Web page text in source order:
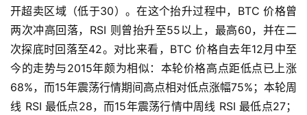
数（即 RSI），则出现了明显的抬升，从27抬升至42，离
开超卖区域（低于30）。在这个抬升过程中，BTC 价格曾
两次冲高回落，RSI 则曾抬升至55以上，最高60，并在二
次探底时回落至42。对比来看，BTC 价格自去年12月中至
今的走势与2015年颇为相似：本轮价格高点距低点已上涨
68%，而15年震荡行情期间高点相对低点涨幅75%；本轮周